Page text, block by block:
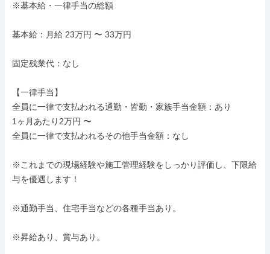
※基本給・一律手当の総額
基本給：月給 23万円 〜 33万円
固定残業代：なし
【一律手当】
全員に一律で支払われる通勤・皆勤・家族手当金額：あり
1ヶ月あたり2万円 〜
全員に一律で支払われるその他手当金額：なし
※これまでの現場経験や施工管理経験をしっかり評価し、下限給
与を優遇します！
※通勤手当、住宅手当などの各種手当あり。
※昇給あり、賞与あり。